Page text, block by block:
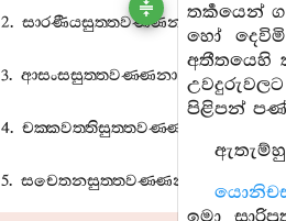
2. සාරණීයසුත‍්තවණ‍්ණනා
3. ආසංසසුත‍්තවණ‍්ණනා
4. චක‍්කවත‍්තිසුත‍්තවණ‍්ණනා
5. සචෙතනසුත‍්තවණ‍්ණනා
තර්‍කයෙන්
හෝ
අතීතයෙහි
පිළිපන්